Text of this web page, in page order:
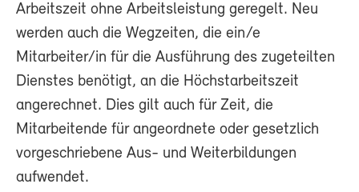
Arbeitszeit ohne Arbeitsleistung geregelt. Neu
werden auch die Wegzeiten, die ein/e
Mitarbeiter/in für die Ausführung des zugeteilten
Dienstes benötigt, an die Höchstarbeitszeit
angerechnet. Dies gilt auch für Zeit, die
Mitarbeitende für angeordnete oder gesetzlich
vorgeschriebene Aus- und Weiterbildungen
aufwendet.